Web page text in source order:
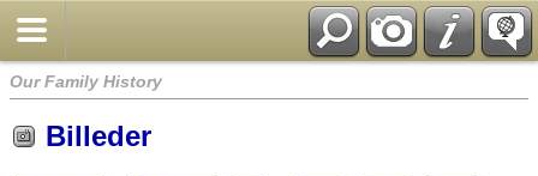
Our Family History
Billeder